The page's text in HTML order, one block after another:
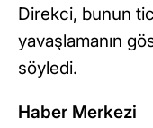
Direkci, bunun
yavaşlamanın
söyledi.
Haber Merkezi